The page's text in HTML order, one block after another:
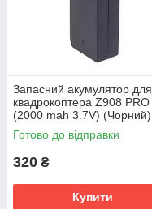
Запасний акумулятор для
квадрокоптера Z908 PRO
(2000 mah 3.7V) (Чорний)
Готово до відправки
320 ₴
Купити